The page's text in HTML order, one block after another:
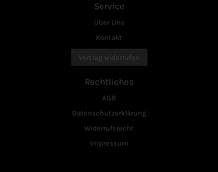
Service
Über Uns
Kontakt
Vertrag widerrufen
Rechtliches
AGB
Datenschutzerklärung
Widerrufsrecht
Impressum